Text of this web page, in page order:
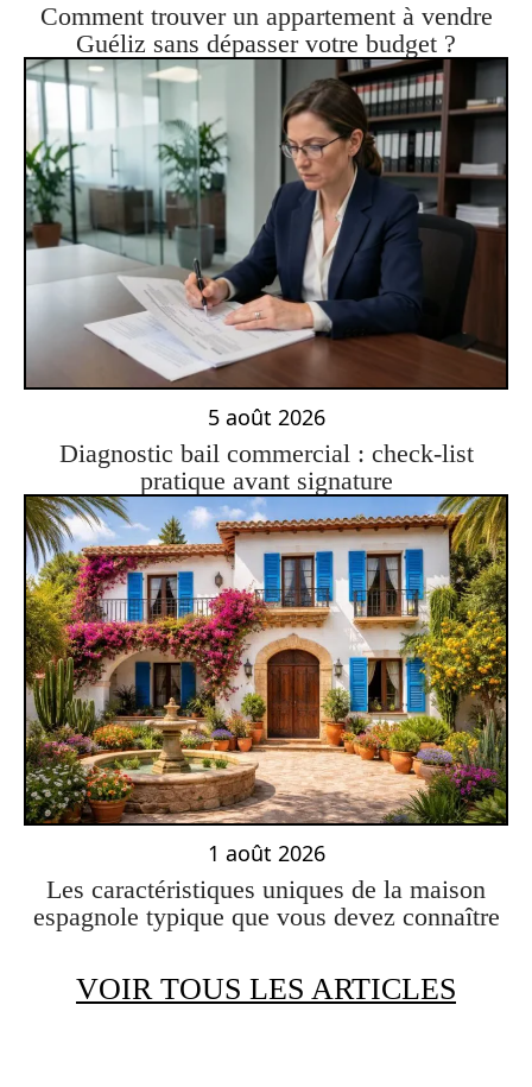
Comment trouver un appartement à vendre
Guéliz sans dépasser votre budget ?
5 août 2026
Diagnostic bail commercial : check-list
pratique avant signature
1 août 2026
Les caractéristiques uniques de la maison
espagnole typique que vous devez connaître
VOIR TOUS LES ARTICLES